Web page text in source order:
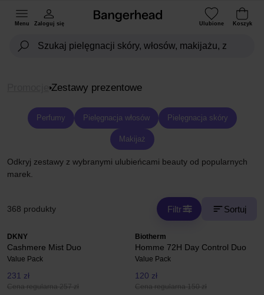
Menu Zaloguj się Ulubione Koszyk
Zestawy prezentowe
Perfumy Pielęgnacja włosów Pielęgnacja skóry
Makijaż
Odkryj zestawy z wybranymi ulubieńcami beauty od popularnych
marek.
368 produkty Filtr Sortuj
DKNY
Cashmere Mist Duo
Value Pack
231 zł
Cena regularna 257 zł
Biotherm
Homme 72H Day Control Duo
Value Pack
120 zł
Cena regularna 150 zł